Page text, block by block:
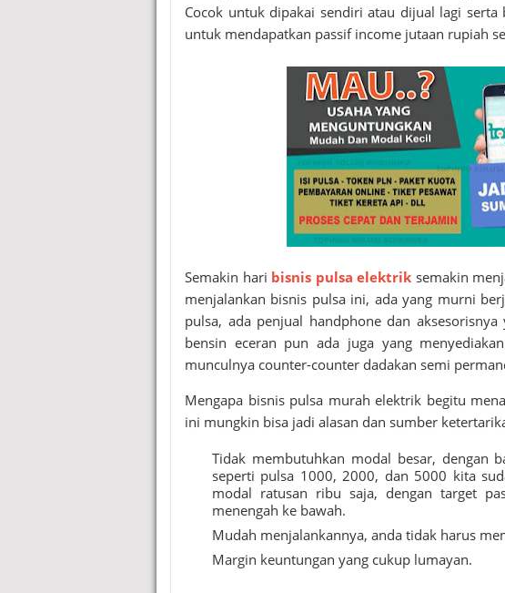
Cocok untuk dipakai sendiri atau dijual lagi
untuk mendapatkan passif income jutaan rupiah
Semakin hari bisnis pulsa elektrik semakin
menjalankan bisnis pulsa ini, ada yang murni
pulsa, ada penjual handphone dan
bensin eceran pun ada juga yang
munculnya counter-counter dadakan semi
Mengapa bisnis pulsa murah elektrik begitu
ini mungkin bisa jadi alasan dan sumber
Tidak membutuhkan modal besar, dengan
seperti pulsa 1000, 2000, dan 5000 kita
modal ratusan ribu saja, dengan target
menengah ke bawah.
Mudah menjalankannya, anda tidak harus
Margin keuntungan yang cukup lumayan.